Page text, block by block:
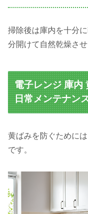
掃除後は庫内を十分
分開けて自然乾燥させ
電子レンジ 庫内
日常メンテナン
黄ばみを防ぐために
です。